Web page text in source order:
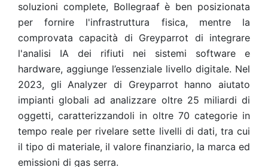
soluzioni complete, Bollegraaf è ben posizionata
per fornire l'infrastruttura fisica, mentre la
comprovata capacità di Greyparrot di integrare
l'analisi IA dei rifiuti nei sistemi software e
hardware, aggiunge l’essenziale livello digitale. Nel
2023, gli Analyzer di Greyparrot hanno aiutato
impianti globali ad analizzare oltre 25 miliardi di
oggetti, caratterizzandoli in oltre 70 categorie in
tempo reale per rivelare sette livelli di dati, tra cui
il tipo di materiale, il valore finanziario, la marca ed
emissioni di gas serra.